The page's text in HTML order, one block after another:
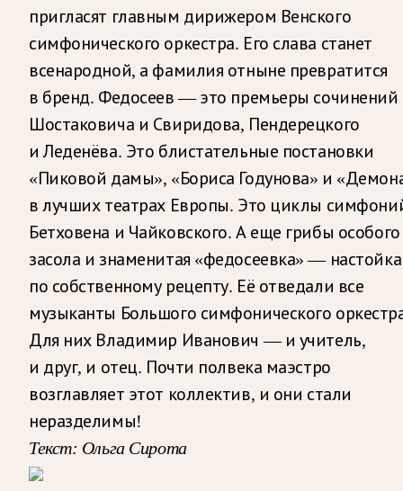
пригласят главным дирижером Венского
симфонического оркестра. Его слава станет
всенародной, а фамилия отныне превратится
в бренд. Федосеев — это премьеры сочинений
Шостаковича и Свиридова, Пендерецкого
и Леденёва. Это блистательные постановки
«Пиковой дамы», «Бориса Годунова» и
в лучших театрах Европы. Это циклы
Бетховена и Чайковского. А еще грибы особого
засола и знаменитая «федосеевка» — настойка
по собственному рецепту. Её отведали все
музыканты Большого симфонического
Для них Владимир Иванович — и учитель,
и друг, и отец. Почти полвека маэстро
возглавляет этот коллектив, и они стали
неразделимы!
Текст: Ольга Сирота